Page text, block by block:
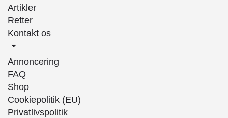
Artikler
Retter
Kontakt os
Annoncering
FAQ
Shop
Cookiepolitik (EU)
Privatlivspolitik